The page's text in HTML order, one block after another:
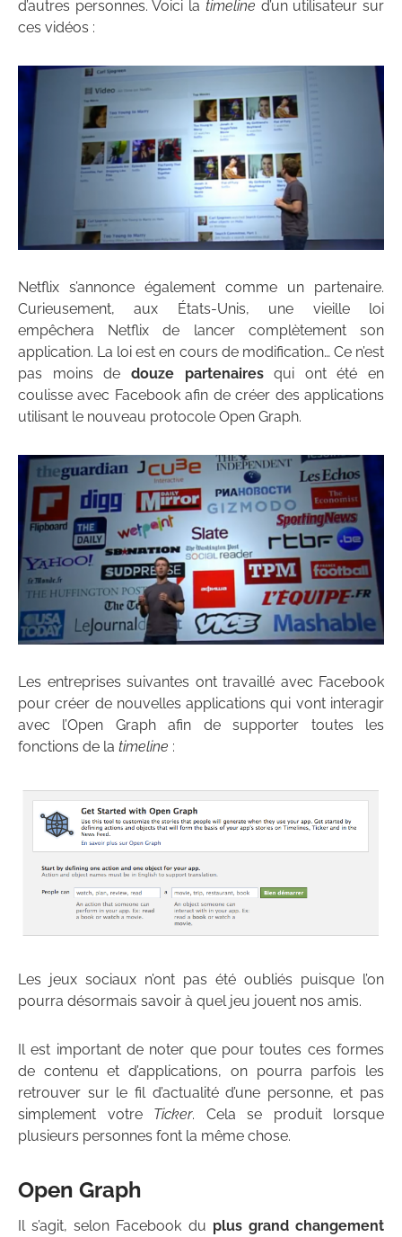
d’autres personnes. Voici la timeline d’un utilisateur sur
ces vidéos :
Netflix s’annonce également comme un partenaire.
Curieusement, aux États-Unis, une vieille loi
empêchera Netflix de lancer complètement son
application. La loi est en cours de modification… Ce n’est
pas moins de douze partenairesqui ont été en
coulisse avec Facebook afin de créer des applications
utilisant le nouveau protocole Open Graph.
Les entreprises suivantes ont travaillé avec Facebook
pour créer de nouvelles applications qui vont interagir
avec l’Open Graph afin de supporter toutes les
fonctions de la timeline :
Les jeux sociaux n’ont pas été oubliés puisque l’on
pourra désormais savoir à quel jeu jouent nos amis.
Il est important de noter que pour toutes ces formes
de contenu et d’applications, on pourra parfois les
retrouver sur le fil d’actualité d’une personne, et pas
simplement votre Ticker. Cela se produit lorsque
plusieurs personnes font la même chose.
Open Graph
Il s’agit, selon Facebook du plus grand changement